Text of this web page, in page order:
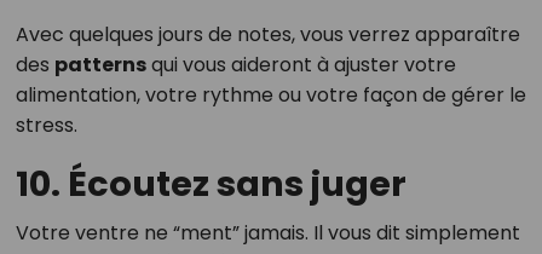
Avec quelques jours de notes, vous verrez apparaître
des patternsqui vous aideront à ajuster votre
alimentation, votre rythme ou votre façon de gérer le
stress.
10. Écoutez sans juger
Votre ventre ne “ment” jamais. Il vous dit simplement